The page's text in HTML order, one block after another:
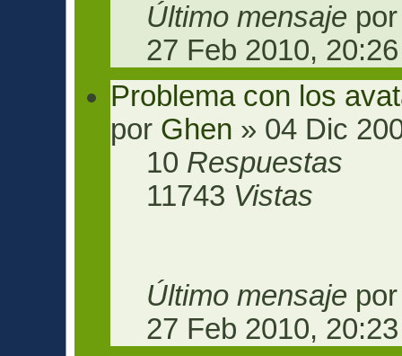
Último mensaje
27 Feb 2010, 20:26
Problema con los
por Ghen » 04 Dic
10 Respuestas
11743 Vistas
Último mensaje
27 Feb 2010, 20:23